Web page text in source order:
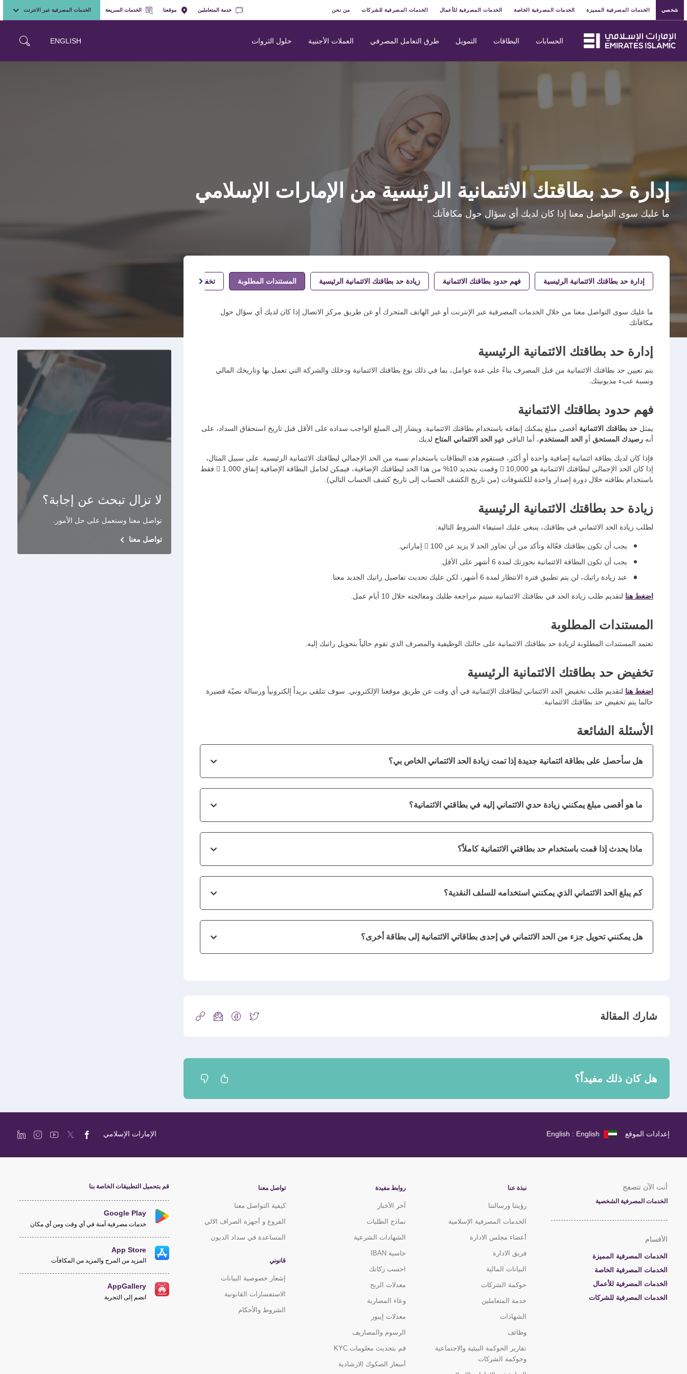
شخصي الخدمات المصرفية المميزة الخدمات المصرفية الخاصة الخدمات المصرفية للأعمال الخدمات المصرفية للشركات من نحن خدمة المتعاملين موقعنا الخدمات السريعة الخدمات المصرفية عبر الانترنت
الحسابات البطاقات التمويل طرق التعامل المصرفي العملات الأجنبية حلول الثروات ENGLISH
إدارة حد بطاقتك الائتمانية الرئيسية من الإمارات الإسلامي
ما عليك سوى التواصل معنا إذا كان لديك أي سؤال حول مكافآتك
إدارة حد بطاقتك الائتمانية الرئيسية فهم حدود بطاقتك الائتمانية زيادة حد بطاقتك الائتمانية الرئيسية المستندات المطلوبة تخفيض حد بطاقتك الائتمانية الرئيسية
ما عليك سوى التواصل معنا من خلال الخدمات المصرفية عبر الإنترنت أو عبر الهاتف المتحرك أو عن طريق مركز الاتصال إذا كان لديك أي سؤال حول
مكافآتك
إدارة حد بطاقتك الائتمانية الرئيسية
يتم تعيين حد بطاقتك الائتمانية من قبل المصرف بناءً على عدة عوامل، بما في ذلك نوع بطاقتك الائتمانية ودخلك والشركة التي تعمل بها وتاريخك المالي
ونسبة عبء مديونيتك.
فهم حدود بطاقتك الائتمانية
يمثل حد بطاقتك الائتمانية أقصى مبلغ يمكنك إنفاقه باستخدام بطاقتك الائتمانية. ويشار إلى المبلغ الواجب سداده على الأقل قبل تاريخ استحقاق السداد، على
أنه رصيدك المستحق أو الحد المستخدم، أما الباقي فهو الحد الائتماني المتاح لديك.
فإذا كان لديك بطاقة ائتمانية إضافية واحدة أو أكثر، فستقوم هذه البطاقات باستخدام نسبة من الحد الإجمالي لبطاقتك الائتمانية الرئيسية. على سبيل المثال،
إذا كان الحد الإجمالي لبطاقتك الائتمانية هو 10,000  وقمت بتحديد 10% من هذا الحد لبطاقتك الإضافية، فيمكن لحامل البطاقة الإضافية إنفاق 1,000  فقط
باستخدام بطاقته خلال دورة إصدار واحدة للكشوفات (من تاريخ الكشف الحساب إلى تاريخ كشف الحساب التالي).
زيادة حد بطاقتك الائتمانية الرئيسية
لطلب زيادة الحد الائتماني في بطاقتك، ينبغي عليك استيفاء الشروط التالية:
يجب أن تكون بطاقتك فعّالة وتأكد من أن تجاوز الحد لا يزيد عن 100  إماراتي.
يجب أن تكون البطاقة الائتمانية بحوزتك لمدة 6 أشهر على الأقل.
عند زيادة راتبك، لن يتم تطبيق فترة الانتظار لمدة 6 أشهر، لكن عليك تحديث تفاصيل راتبك الجديد معنا.
اضغط هنا لتقديم طلب زيادة الحد في بطاقتك الائتمانية. سيتم مراجعة طلبك ومعالجته خلال 10 أيام عمل.
المستندات المطلوبة
تعتمد المستندات المطلوبة لزيادة حد بطاقتك الائتمانية على حالتك الوظيفية والمصرف الذي تقوم حالياً بتحويل راتبك إليه.
تخفيض حد بطاقتك الائتمانية الرئيسية
اضغط هنا لتقديم طلب تخفيض الحد الائتماني لبطاقتك الإئتمانية في أي وقت عن طريق موقعنا الإلكتروني. سوف تتلقى بريداً إلكترونياً ورسالة نصيّة قصيرة
حالما يتم تخفيض حد بطاقتك الائتمانية.
الأسئلة الشائعة
هل سأحصل على بطاقة ائتمانية جديدة إذا تمت زيادة الحد الائتماني الخاص بي؟
ما هو أقصى مبلغ يمكنني زيادة حدي الائتماني إليه في بطاقتي الائتمانية؟
ماذا يحدث إذا قمت باستخدام حد بطاقتي الائتمانية كاملاً؟
كم يبلغ الحد الائتماني الذي يمكنني استخدامه للسلف النقدية؟
هل يمكنني تحويل جزء من الحد الائتماني في إحدى بطاقاتي الائتمانية إلى بطاقة أخرى؟
شارك المقالة
هل كان ذلك مفيداً؟
لا تزال تبحث عن إجابة؟
تواصل معنا وسنعمل على حل الأمور
تواصل معنا
إعدادات الموقع English : English الإمارات الإسلامي
أنت الآن تتصفح
الخدمات المصرفية الشخصية
الأقسام
الخدمات المصرفية المميزة
الخدمات المصرفية الخاصة
الخدمات المصرفية للأعمال
الخدمات المصرفية للشركات
نبذة عنا
رؤيتنا ورسالتنا
الخدمات المصرفية الإسلامية
أعضاء مجلس الادارة
فريق الادارة
البيانات المالية
حوكمة الشركات
خدمة المتعاملين
الشهادات
وظائف
تقارير الحوكمة البيئية والاجتماعية
وحوكمة الشركات
روابط مفيدة
آخر الأخبار
نماذج الطلبات
الشهادات الشرعية
حاسبة IBAN
احسب زكاتك
معدلات الربح
وعاء المضاربة
معدلات إيبور
الرسوم والمصاريف
قم بتحديث معلومات KYC
أسعار الصكوك الارشادية
تواصل معنا
كيفية التواصل معنا
الفروع و أجهزة الصراف الالي
المساعدة في سداد الديون
قانوني
إشعار خصوصية البيانات
الاستفسارات القانونية
الشروط والأحكام
قم بتحميل التطبيقات الخاصة بنا
Google Play
خدمات مصرفية آمنة في أي وقت ومن أي مكان
App Store
المزيد من المرح والمزيد من المكافآت
AppGallery
انضم إلى التجربة